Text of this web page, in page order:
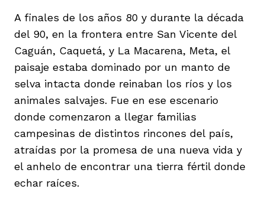
A finales de los años 80 y durante la década
del 90, en la frontera entre San Vicente del
Caguán, Caquetá, y La Macarena, Meta, el
paisaje estaba dominado por un manto de
selva intacta donde reinaban los ríos y los
animales salvajes. Fue en ese escenario
donde comenzaron a llegar familias
campesinas de distintos rincones del país,
atraídas por la promesa de una nueva vida y
el anhelo de encontrar una tierra fértil donde
echar raíces.
del Cesar
Ana